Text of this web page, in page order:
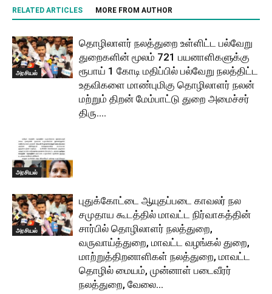
RELATED ARTICLES MORE FROM AUTHOR
அரசியல்
தொழிலாளர் நலத்துறை உள்ளிட்ட பல்வேறு
துறைகளின் மூலம் 721 பயனாளிகளுக்கு
ரூபாய் 1 கோடி மதிப்பில் பல்வேறு நலத்திட்ட
உதவிகளை மாண்புமிகு தொழிலாளர் நலன்
மற்றும் திறன் மேம்பாட்டு துறை அமைச்சர்
திரு....
அரசியல்
அரசியல்
புதுக்கோட்டை ஆயுதப்படை காவலர் நல
சமுதாய கூடத்தில் மாவட்ட நிர்வாகத்தின்
சார்பில் தொழிலாளர் நலத்துறை,
வருவாய்த்துறை, மாவட்ட வழங்கல் துறை,
மாற்றுத்திறனாளிகள் நலத்துறை, மாவட்ட
தொழில் மையம், முன்னாள் படைவீரர்
நலத்துறை, வேலை...